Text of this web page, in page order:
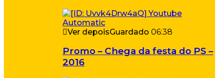
Ver depoisGuardado 06:38
Promo – Chega da festa do PS –
2016